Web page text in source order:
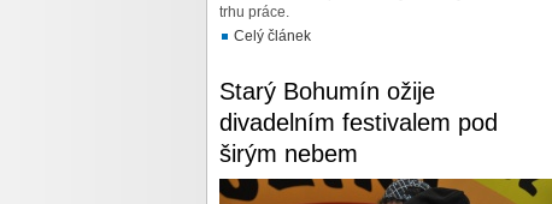
trhu práce.
Celý článek
Starý Bohumín ožije
divadelním festivalem pod
širým nebem